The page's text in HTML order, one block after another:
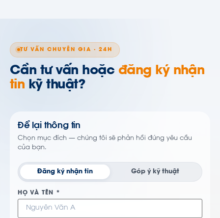
TƯ VẤN CHUYÊN GIA · 24H
Cần tư vấn hoặc đăng ký nhận
tin kỹ thuật?
Để lại thông tin
Chọn mục đích — chúng tôi sẽ phản hồi đúng yêu cầu
của bạn.
Đăng ký nhận tin Góp ý kỹ thuật
HỌ VÀ TÊN *